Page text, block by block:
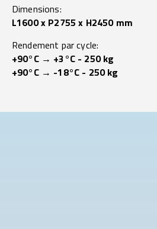
Dimensions:
L1600 x P2755 x H2450 mm
Rendement par cycle:
+90°C → +3°C - 250 kg
+90°C → -18°C - 250 kg